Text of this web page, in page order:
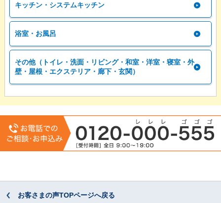
キッチン・システムキッチン
浴室・お風呂
その他（トイレ・洗面・リビング・和室・洋室・寝室・外
壁・屋根・エクステリア・廊下・玄関）
お客さまの声TOPページへ戻る